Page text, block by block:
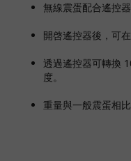
無線震蛋配合遙控
開啓遙控器後，可
透過遙控器可轉換
度。
重量與一般震蛋相